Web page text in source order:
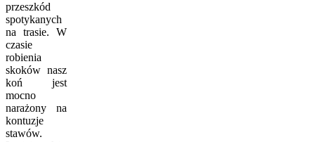
przeszkód
spotykanych
na trasie. W
czasie
robienia
skoków nasz
koń jest
mocno
narażony na
kontuzje
stawów.